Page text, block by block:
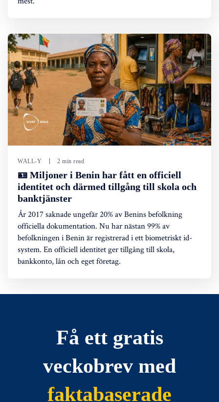
WALL-Y 2 min read
🪪 Miljoner i Benin har fått en officiell
identitet och därmed tillgång till skola och
banktjänster
År 2017 saknade ungefär 20% av Benins befolkning
officiella dokumentation. Nu har nästan 99% av
befolkningen i Benin är registrerad i ett biometriskt id-
system. En officiell identitet ger tillgång till skola,
bankkonto, lån och eget företag.
Få ett gratis
veckobrev med
faktabaserade